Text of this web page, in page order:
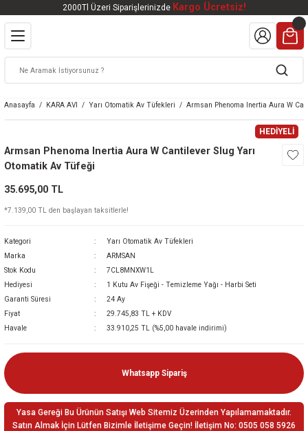
2000Tl Üzeri Siparişlerinizde Kargo Ücretsiz!
Geri Dön
Tüfekleri
Ürünleri
Geri Dön
Geri Dön
Geri Dön
Geri Dön
Anasayfa KARA AVI Yarı Otomatik Av Tüfekleri Armsan Phenoma Inertia Aura W
HEDİYELİ
Armsan Phenoma Inertia Aura W Cantilever Slug Yarı
Otomatik Av Tüfeği
35.695,00 TL
*7.139,00 TL den başlayan taksitlerle!
Kategori
Yarı Otomatik Av Tüfekleri
Marka
ARMSAN
Stok Kodu
7CL8MNXW1L
Hediyesi
1 Kutu Av Fişeği - Temizleme Yağı - Harbi Seti
Garanti Süresi
24 Ay
Fiyat
29.745,83 TL + KDV
Havale
33.910,25 TL (%5,00 havale indirimi)
Whatsapp Sipariş
Yasa Gereği Bu Ürünün Satışı Web Sitemiz Üzerinden Yapılamamaktadır.
Satın Almak İçin Lütfen Bizimle İletişime Geçin! İletişim No: 0505 058 5926